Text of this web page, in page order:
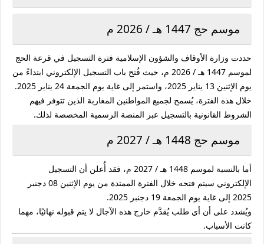
موسم حج 1447 هـ / 2026 م
حددت وزارة الأوقاف والشؤون الإسلامية فترة التسجيل في قرعة الحج
لموسم 1447 هـ / 2026 م، حيث فُتح باب التسجيل الإلكتروني ابتداءً من
يوم الإثنين 13 يناير 2025، واستمر إلى غاية يوم الجمعة 24 يناير 2025.
خلال هذه الفترة، يُسمح لجميع المواطنين المغاربة الذين تتوفر فيهم
الشروط القانونية بالتسجيل عبر المنصة الرسمية المخصصة لذلك.
موسم حج 1448 هـ / 2027 م
أما بالنسبة لموسم 1448 هـ / 2027 م، فقد أُعلن أن التسجيل
الإلكتروني سيتم فتحه خلال الفترة الممتدة من يوم الإثنين 08 دجنبر
2025 إلى غاية يوم الجمعة 19 دجنبر 2025.
ويُشدد على أن أي طلب يُقدَّم خارج هذه الآجال لا يتم قبوله نهائيًا، مهما
كانت الأسباب.